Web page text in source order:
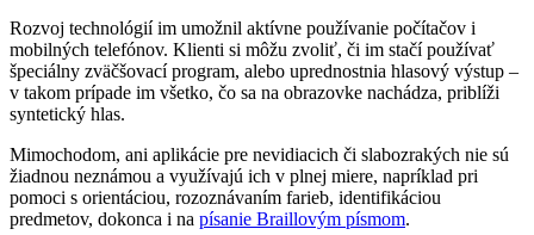
Rozvoj technológií im umožnil aktívne používanie počítačov i
mobilných telefónov. Klienti si môžu zvoliť, či im stačí používať
špeciálny zväčšovací program, alebo uprednostnia hlasový výstup –
v takom prípade im všetko, čo sa na obrazovke nachádza, priblíži
syntetický hlas.
Mimochodom, ani aplikácie pre nevidiacich či slabozrakých nie sú
žiadnou neznámou a využívajú ich v plnej miere, napríklad pri
pomoci s orientáciou, rozoznávaním farieb, identifikáciou
predmetov, dokonca i na písanie Braillovým písmom.